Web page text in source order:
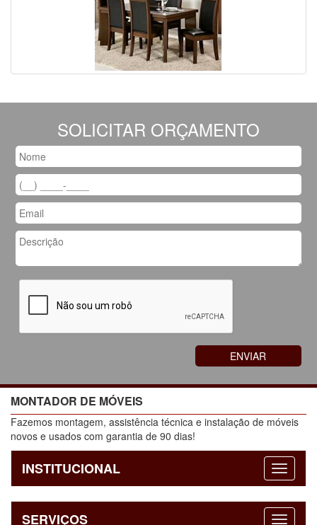
SOLICITAR ORÇAMENTO
MONTADOR DE MÓVEIS
Fazemos montagem, assistência técnica e instalação de móveis
novos e usados com garantia de 90 dias!
INSTITUCIONAL
SERVIÇOS